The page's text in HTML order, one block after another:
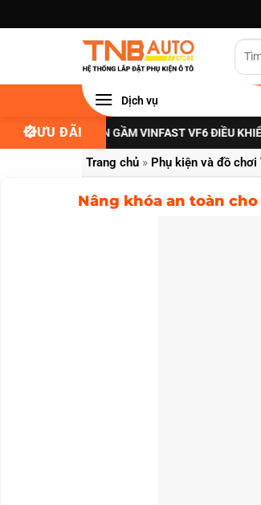
qua
Dịch vụ
ƯU ĐÃI
CẤP ĐÈN GẦM VINFAST VF6 ĐIỀU KHIỂN
Trang chủ » Phụ kiện và đồ chơi
Nâng khóa an toàn cho